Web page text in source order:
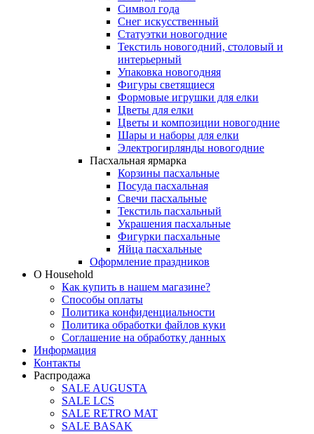
Символ года
Снег искусственный
Статуэтки новогодние
Текстиль новогодний, столовый и
интерьерный
Упаковка новогодняя
Фигуры светящиеся
Формовые игрушки для елки
Цветы для елки
Цветы и композиции новогодние
Шары и наборы для елки
Электрогирлянды новогодние
Пасхальная ярмарка
Корзины пасхальные
Посуда пасхальная
Свечи пасхальные
Текстиль пасхальный
Украшения пасхальные
Фигурки пасхальные
Яйца пасхальные
Оформление праздников
О Household
Как купить в нашем магазине?
Способы оплаты
Политика конфиденциальности
Политика обработки файлов куки
Соглашение на обработку данных
Информация
Контакты
Распродажа
SALE AUGUSTA
SALE LCS
SALE RETRO MAT
SALE BASAK